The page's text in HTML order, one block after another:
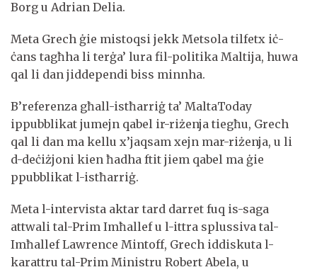
Borg u Adrian Delia.
Meta Grech ġie mistoqsi jekk Metsola tilfetx iċ-
ċans tagħha li terġa’ lura fil-politika Maltija, huwa
qal li dan jiddependi biss minnha.
B’referenza għall-istħarriġ ta’ MaltaToday
ippubblikat jumejn qabel ir-riżenja tiegħu, Grech
qal li dan ma kellu x’jaqsam xejn mar-riżenja, u li
d-deċiżjoni kien ħadha ftit jiem qabel ma ġie
ppubblikat l-istħarriġ.
Meta l-intervista aktar tard darret fuq is-saga
attwali tal-Prim Imħallef u l-ittra splussiva tal-
Imħallef Lawrence Mintoff, Grech iddiskuta l-
karattru tal-Prim Ministru Robert Abela, u